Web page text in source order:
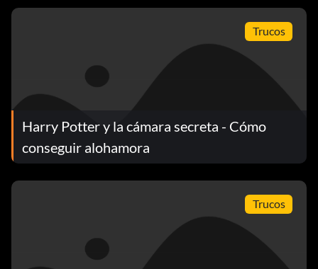
Trucos
Harry Potter y la cámara secreta - Cómo
conseguir alohamora
Trucos